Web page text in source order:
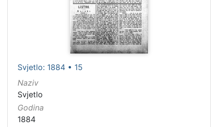
Svjetlo: 1884 • 15
Naziv
Svjetlo
Godina
1884